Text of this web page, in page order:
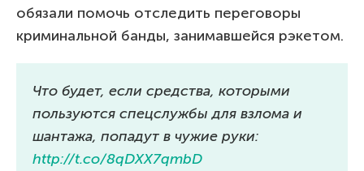
обязали помочь отследить переговоры
криминальной банды, занимавшейся рэкетом.
Что будет, если средства, которыми
пользуются спецслужбы для взлома и
шантажа, попадут в чужие руки:
http://t.co/8qDXX7qmbD